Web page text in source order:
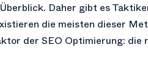
Daher gibt es
die meisten dieser
der SEO Optimierung: die